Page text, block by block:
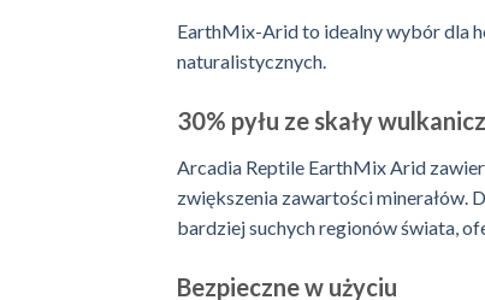
EarthMix-Arid to idealny wybór dla
naturalistycznych.
30% pyłu ze skały
Arcadia Reptile EarthMix Arid
zwiększenia zawartości minerałów.
bardziej suchych regionów świata,
Bezpieczne w użyciu